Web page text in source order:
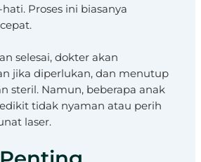
Proses ini biasanya
selesai, dokter akan
jika diperlukan, dan menutup
steril. Namun, beberapa anak
tidak nyaman atau perih
laser.